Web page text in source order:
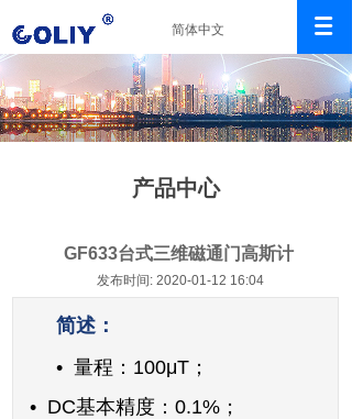
简体中文
产品中心
GF633台式三维磁通门高斯计
发布时间: 2020-01-12 16:04
简述：
• 量程：100μT；
• DC基本精度：0.1%；